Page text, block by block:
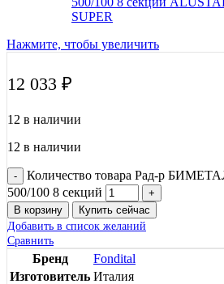
Нажмите, чтобы увеличить
12 033 ₽
12 в наличии
12 в наличии
Количество товара Рад-р
500/100 8 секций
В корзину
Купить сейчас
Добавить в список желаний
Сравнить
Бренд
Fondital
Изготовитель Италия